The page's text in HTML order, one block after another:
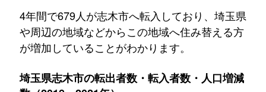
4年間で679人が志木市へ転入しており、埼玉県
や周辺の地域などからこの地域へ住み替える方
が増加していることがわかります。
埼玉県志木市の転出者数・転入者数・人口増減